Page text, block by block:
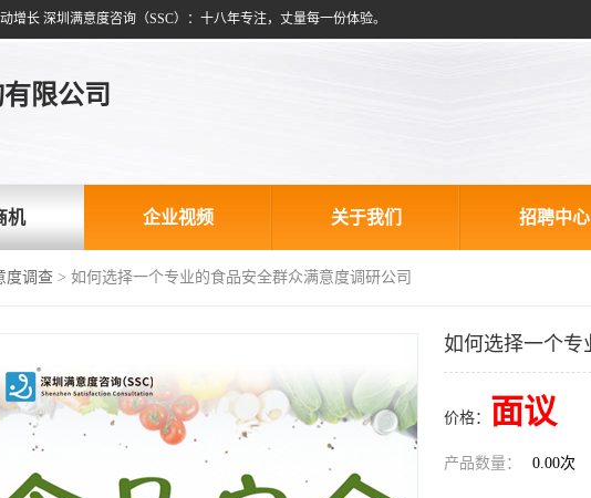
长 深圳满意度咨询（SSC）：十八年专注，丈量每一份体验。
限公司
机 企业视频 关于我们 招聘中心
度调查 > 如何选择一个专业的食品安全群众满意度调研公司
如何选择一个专
价格： 面议
产品数量： 0.00次